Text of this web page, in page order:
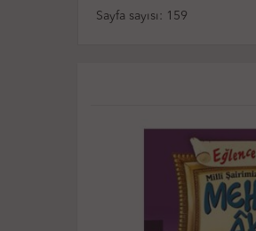
Sayfa sayısı: 159